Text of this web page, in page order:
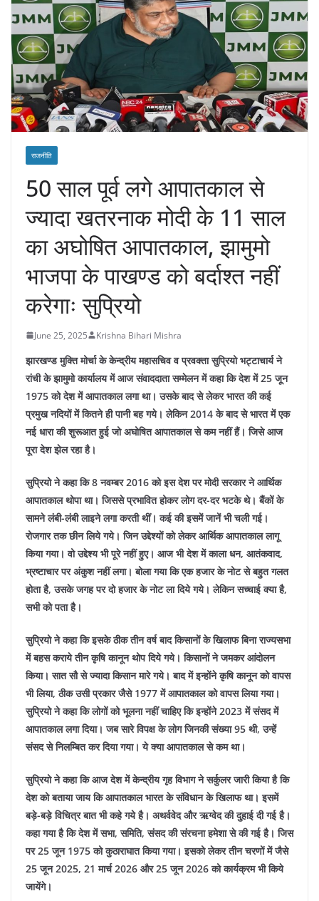
राजनीति
50 साल पूर्व लगे आपातकाल से
ज्यादा खतरनाक मोदी के 11 साल
का अघोषित आपातकाल, झामुमो
भाजपा के पाखण्ड को बर्दाश्त नहीं
करेगाः सुप्रियो
June 25, 2025 Krishna Bihari Mishra
झारखण्ड मुक्ति मोर्चा के केन्द्रीय महासचिव व प्रवक्ता सुप्रियो भट्टाचार्य ने
रांची के झामुमो कार्यालय में आज संवाददाता सम्मेलन में कहा कि देश में 25 जून
1975 को देश में आपातकाल लगा था। उसके बाद से लेकर भारत की कई
प्रमुख नदियों में कितने ही पानी बह गये। लेकिन 2014 के बाद से भारत में एक
नई धारा की शुरूआत हुई जो अघोषित आपातकाल से कम नहीं हैं। जिसे आज
पूरा देश झेल रहा है।
सुप्रियो ने कहा कि 8 नवम्बर 2016 को इस देश पर मोदी सरकार ने आर्थिक
आपातकाल थोपा था। जिससे प्रभावित होकर लोग दर-दर भटके थे। बैंकों के
सामने लंबी-लंबी लाइने लगा करती थीं। कई की इसमें जानें भी चली गई।
रोजगार तक छीन लिये गये। जिन उद्देश्यों को लेकर आर्थिक आपातकाल लागू
किया गया। वो उद्देश्य भी पूरे नहीं हुए। आज भी देश में काला धन, आतंकवाद,
भ्रष्टाचार पर अंकुश नहीं लगा। बोला गया कि एक हजार के नोट से बहुत गलत
होता है, उसके जगह पर दो हजार के नोट ला दिये गये। लेकिन सच्चाई क्या है,
सभी को पता है।
सुप्रियो ने कहा कि इसके ठीक तीन वर्ष बाद किसानों के खिलाफ बिना राज्यसभा
में बहस कराये तीन कृषि कानून थोप दिये गये। किसानों ने जमकर आंदोलन
किया। सात सौ से ज्यादा किसान मारे गये। बाद में इन्होंने कृषि कानून को वापस
भी लिया, ठीक उसी प्रकार जैसे 1977 में आपातकाल को वापस लिया गया।
सुप्रियो ने कहा कि लोगों को भूलना नहीं चाहिए कि इन्होंने 2023 में संसद में
आपातकाल लगा दिया। जब सारे विपक्ष के लोग जिनकी संख्या 95 थी, उन्हें
संसद से निलम्बित कर दिया गया। ये क्या आपातकाल से कम था।
सुप्रियो ने कहा कि आज देश में केन्द्रीय गृह विभाग ने सर्कुलर जारी किया है कि
देश को बताया जाय कि आपातकाल भारत के संविधान के खिलाफ था। इसमें
बड़े-बड़े विचित्र बात भी कहे गये है। अथर्ववेद और ऋग्वेद की दुहाई दी गई है।
कहा गया है कि देश में सभा, समिति, संसद की संरचना हमेशा से की गई है। जिस
पर 25 जून 1975 को कुठाराघात किया गया। इसको लेकर तीन चरणों में जैसे
25 जून 2025, 21 मार्च 2026 और 25 जून 2026 को कार्यक्रम भी किये
जायेंगे।